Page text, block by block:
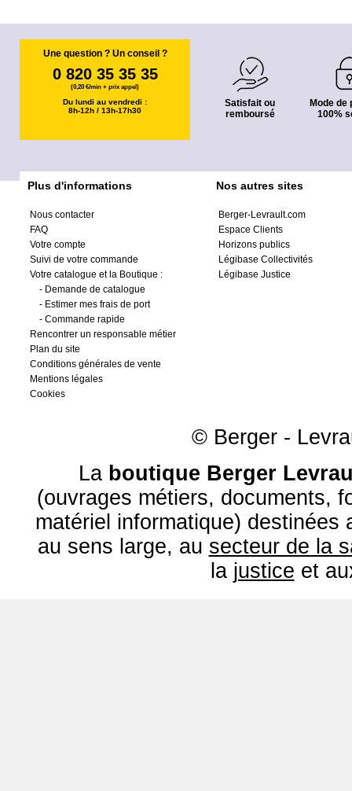
Une question ? Un conseil ?
0 820 35 35 35
(0,20 €/min + prix appel)
Du lundi au vendredi :
8h-12h / 13h-17h30
Satisfait ou
remboursé
Mode de
100%
Plus d'informations
Nous contacter
FAQ
Votre compte
Suivi de votre commande
Votre catalogue et la Boutique :
- Demande de catalogue
- Estimer mes frais de port
- Commande rapide
Rencontrer un responsable métier
Plan du site
Conditions générales de vente
Mentions légales
Cookies
Nos autres sites
Berger-Levrault.com
Espace Clients
Horizons publics
Légibase Collectivités
Légibase Justice
© Berger -
La boutique Berger
(ouvrages métiers, documents,
matériel informatique) destinées
au sens large, au secteur de la
la justice et